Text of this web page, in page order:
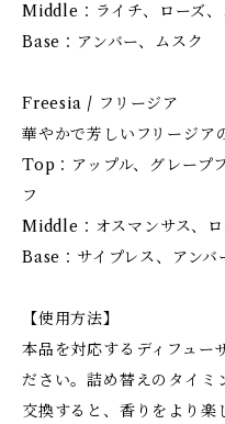
Middle：ライチ、ローズ、
Base：アンバー、ムスク
Freesia / フリージア
華やかで芳しいフリージア
Top：アップル、グレープ
フ
Middle：オスマンサス、
Base：サイプレス、アンバ
【使用方法】
本品を対応するディフュー
ださい。詰め替えのタイミ
交換すると、香りをより楽